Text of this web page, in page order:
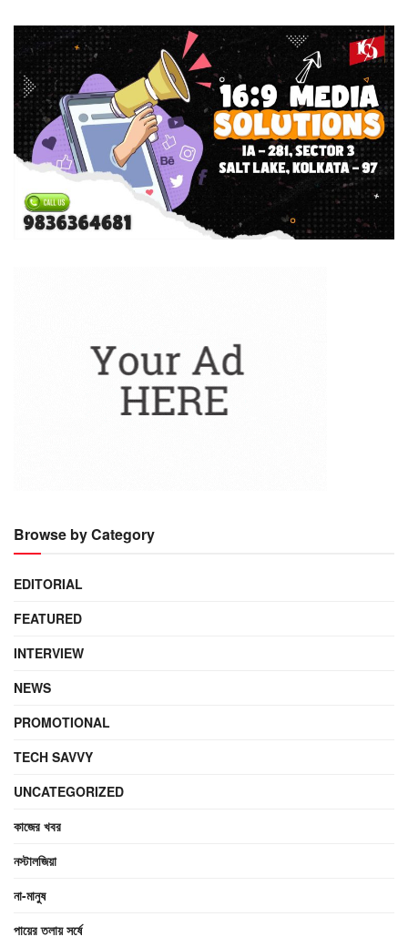
Browse by Category
EDITORIAL
FEATURED
INTERVIEW
NEWS
PROMOTIONAL
TECH SAVVY
UNCATEGORIZED
কাজের খবর
নস্টালজিয়া
না-মানুষ
পায়ের তলায় সর্ষে